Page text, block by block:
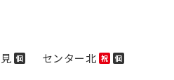
個 センター北 祝 個